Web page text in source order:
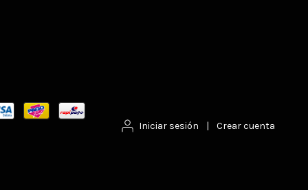
Iniciar sesión Crear cuenta